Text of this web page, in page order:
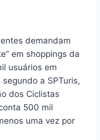
demandam
em shoppings da
usuários em
a SPTuris,
dos Ciclistas
500 mil
uma vez por